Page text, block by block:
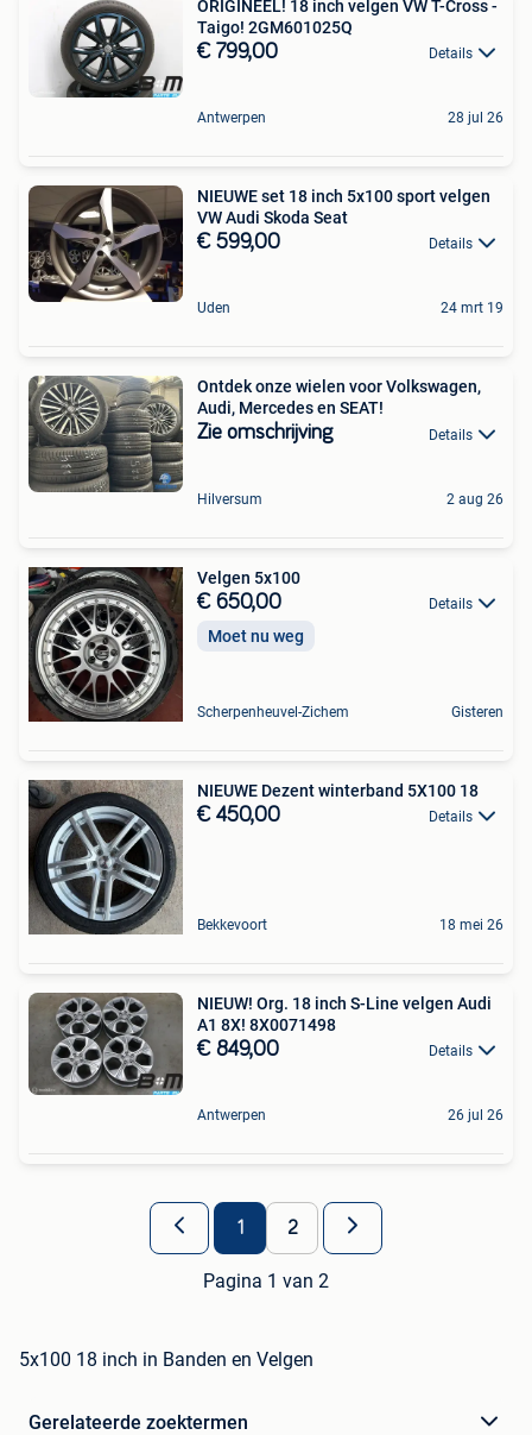
ORIGINEEL! 18 inch velgen VW T-Cross -
Taigo! 2GM601025Q
€ 799,00 Details
Antwerpen 28 jul 26
NIEUWE set 18 inch 5x100 sport velgen
VW Audi Skoda Seat
€ 599,00 Details
Uden 24 mrt 19
Ontdek onze wielen voor Volkswagen,
Audi, Mercedes en SEAT!
Zie omschrijving Details
Hilversum 2 aug 26
Velgen 5x100
€ 650,00 Details
Moet nu weg
Scherpenheuvel-Zichem Gisteren
NIEUWE Dezent winterband 5X100 18
€ 450,00 Details
Bekkevoort 18 mei 26
NIEUW! Org. 18 inch S-Line velgen Audi
A1 8X! 8X0071498
€ 849,00 Details
Antwerpen 26 jul 26
1 2
Pagina 1 van 2
5x100 18 inch in Banden en Velgen
Gerelateerde zoektermen